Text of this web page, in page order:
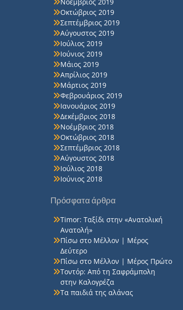
Οκτώβριος 2019
Σεπτέμβριος 2019
Αύγουστος 2019
Ιούλιος 2019
Ιούνιος 2019
Μάιος 2019
Απρίλιος 2019
Μάρτιος 2019
Φεβρουάριος 2019
Ιανουάριος 2019
Δεκέμβριος 2018
Νοέμβριος 2018
Οκτώβριος 2018
Σεπτέμβριος 2018
Αύγουστος 2018
Ιούλιος 2018
Ιούνιος 2018
Πρόσφατα άρθρα
Timor: Ταξίδι στην «Ανατολική
Ανατολή»
Πίσω στο Μέλλον | Μέρος
Δεύτερο
Πίσω στο Μέλλον | Μέρος Πρώτο
Τοντόρ: Από τη Σαφράμπολη
στην Καλογρέζα
Τα παιδιά της αλάνας